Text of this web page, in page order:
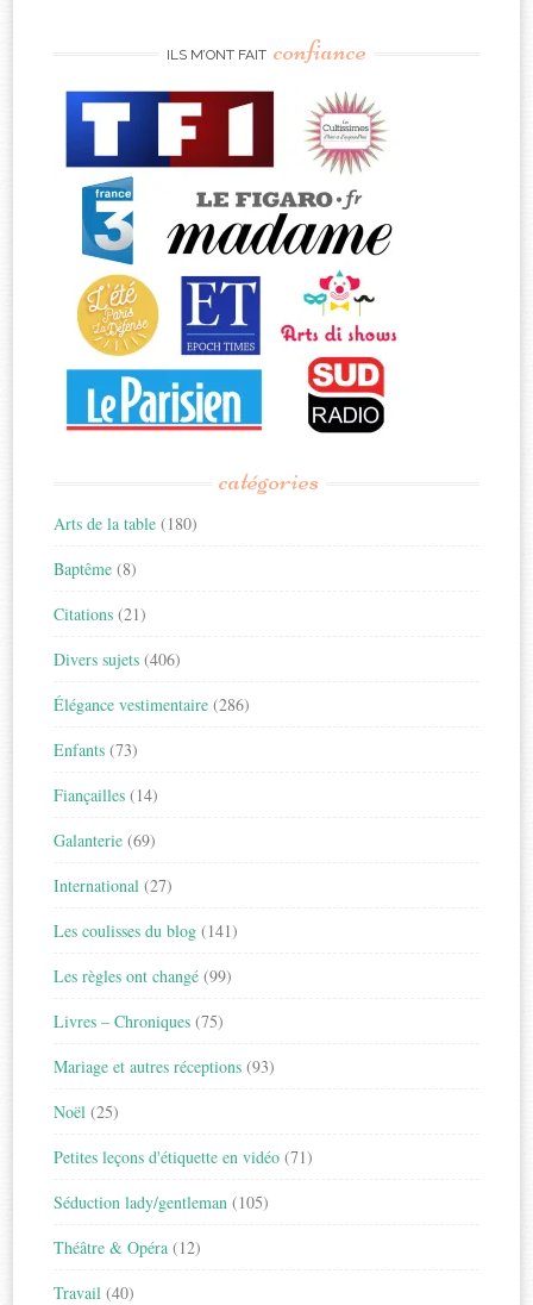
ILS M’ONT FAIT confiance
catégories
Arts de la table (180)
Baptême (8)
Citations (21)
Divers sujets (406)
Élégance vestimentaire (286)
Enfants (73)
Fiançailles (14)
Galanterie (69)
International (27)
Les coulisses du blog (141)
Les règles ont changé (99)
Livres – Chroniques (75)
Mariage et autres réceptions (93)
Noël (25)
Petites leçons d'étiquette en vidéo (71)
Séduction lady/gentleman (105)
Théâtre & Opéra (12)
Travail (40)